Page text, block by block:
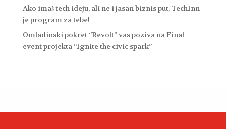
Ako imaš tech ideju, ali ne i jasan biznis put, TechInn
je program za tebe!
Omladinski pokret “Revolt” vas poziva na Final
event projekta “Ignite the civic spark”